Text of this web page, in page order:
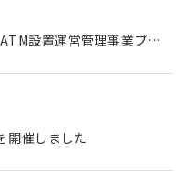
中津市民病院売店・自動販売機・ATM設置運営管理事業プロポーザル（公告）
開催しました